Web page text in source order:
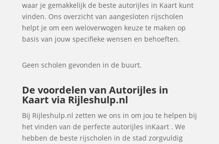
waar je gemakkelijk de beste autorijles in Kaart kunt
vinden. Ons overzicht van aangesloten rijscholen
helpt je om een weloverwogen keuze te maken op
basis van jouw specifieke wensen en behoeften.
Geen scholen gevonden in de buurt.
De voordelen van Autorijles in
Kaart via Rijleshulp.nl
Bij Rijleshulp.nl zetten we ons in om jou te helpen bij
het vinden van de perfecte autorijles inKaart . We
hebben de beste rijscholen in de stad zorgvuldig